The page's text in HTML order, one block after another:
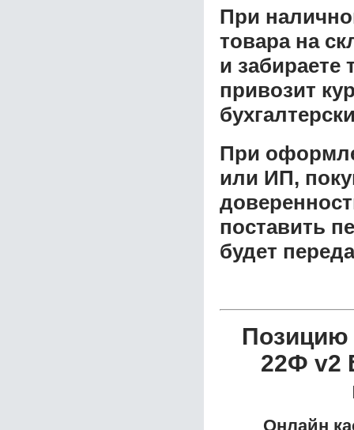
При
товара на
и забираете
привозит
При
или ИП,
поставить
будет
22Ф v2
Онлайн